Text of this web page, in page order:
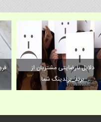
دلایل نارضایتی مشتریان از
برند_برندینگ شما